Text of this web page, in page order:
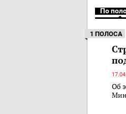
По
1 ПОЛОСА
Об